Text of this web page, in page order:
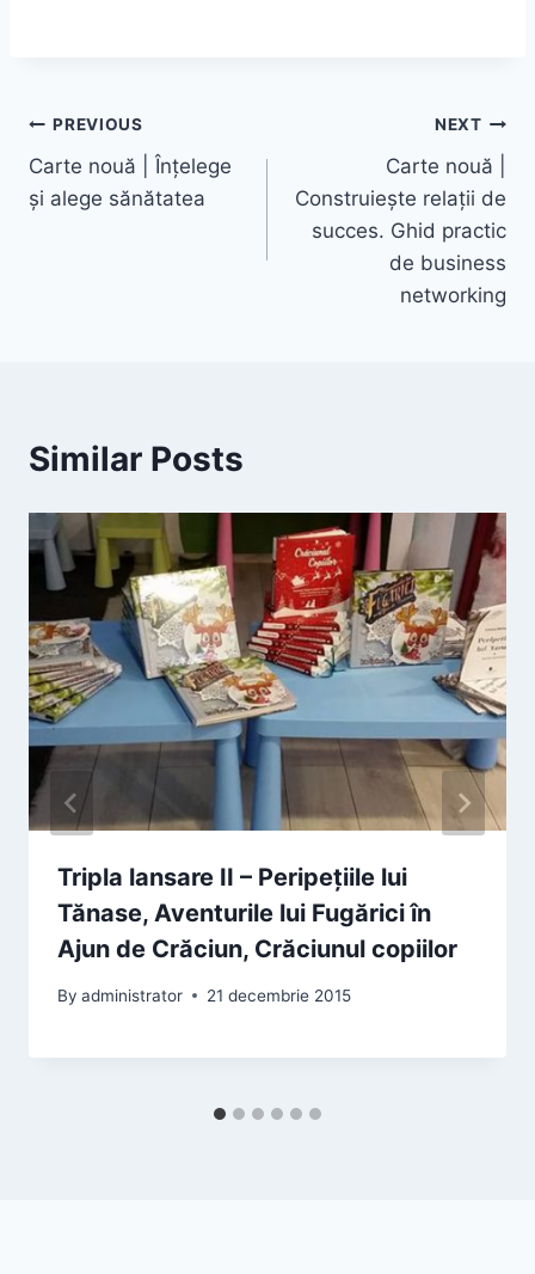
PREVIOUS
Carte nouă | Înțelege
și alege sănătatea
NEXT
Carte nouă |
Construiește relații de
succes. Ghid practic
de business
networking
Similar Posts
Tripla lansare II – Peripețiile lui
Tănase, Aventurile lui Fugărici în
Ajun de Crăciun, Crăciunul copiilor
By administrator 21 decembrie 2015